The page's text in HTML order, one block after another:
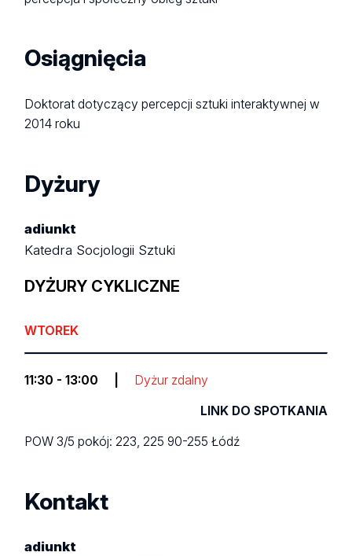
Osiągnięcia
Doktorat dotyczący percepcji sztuki interaktywnej w
2014 roku
Dyżury
adiunkt
Katedra Socjologii Sztuki
DYŻURY CYKLICZNE
WTOREK
11:30 - 13:00 Dyżur zdalny
LINK DO SPOTKANIA
POW 3/5pokój: 223, 22590-255 Łódź
Kontakt
adiunkt